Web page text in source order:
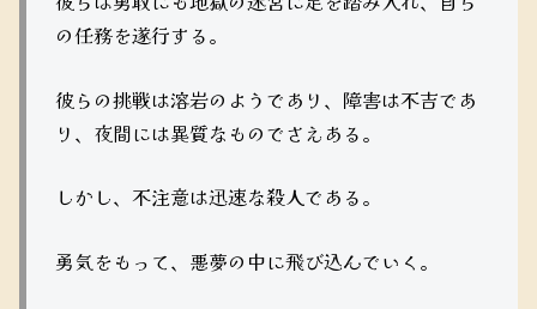
の任務を遂行する。
彼らの挑戦は溶岩のようであり、障害は不吉であ
り、夜間には異質なものでさえある。
しかし、不注意は迅速な殺人である。
勇気をもって、悪夢の中に飛び込んでいく。